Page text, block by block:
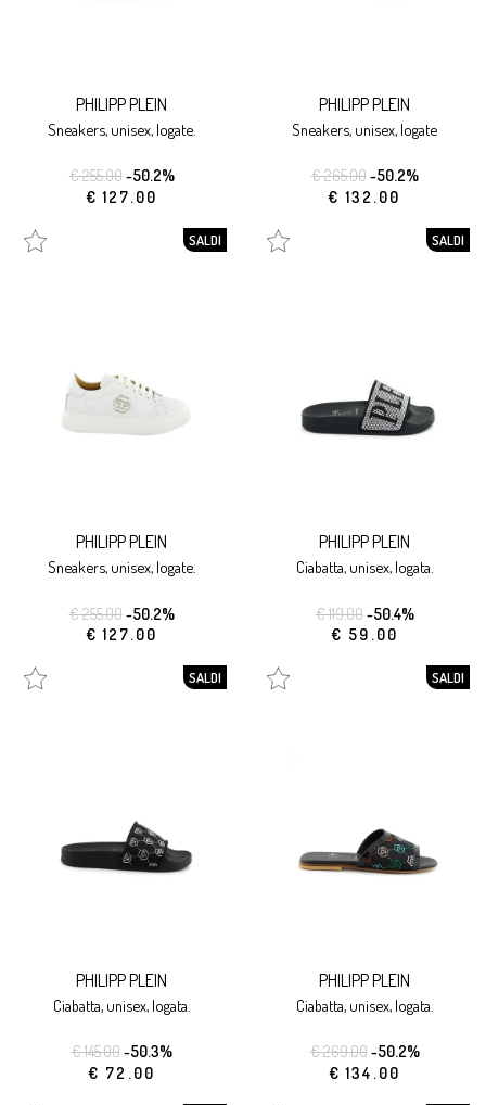
PHILIPP PLEIN
sneakers, unisex, logate.
€ 255.00-50.2%
€ 127.00
PHILIPP PLEIN
sneakers, unisex, logate
€ 265.00-50.2%
€ 132.00
SALDI
PHILIPP PLEIN
sneakers, unisex, logate.
€ 255.00-50.2%
€ 127.00
SALDI
PHILIPP PLEIN
ciabatta, unisex, logata.
€ 119.00-50.4%
€ 59.00
SALDI
PHILIPP PLEIN
ciabatta, unisex, logata.
€ 145.00-50.3%
€ 72.00
SALDI
PHILIPP PLEIN
ciabatta, unisex, logata.
€ 269.00-50.2%
€ 134.00